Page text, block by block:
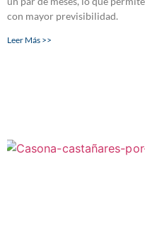
con mayor previsibilidad.
Leer Más >>